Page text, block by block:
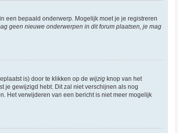
een bepaald onderwerp. Mogelijk moet je je registreren
geen nieuwe onderwerpen in dit forum plaatsen, je mag
is) door te klikken op dewijzig knop van het
je gewijzigd hebt. Dit zal niet verschijnen als nog
Het verwijderen van een bericht is niet meer mogelijk